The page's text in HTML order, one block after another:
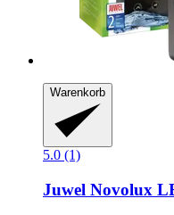
Warenkorb
5.0 (1)
Juwel Novolux